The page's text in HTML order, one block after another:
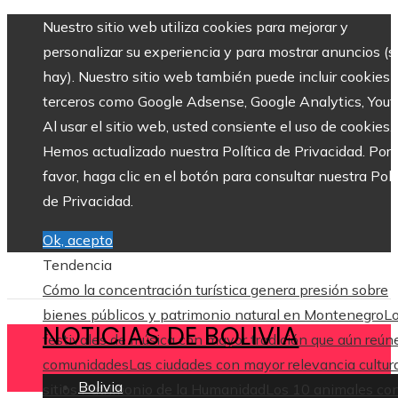
Nuestro sitio web utiliza cookies para mejorar y
personalizar su experiencia y para mostrar anuncios
hay). Nuestro sitio web también puede incluir cookies
terceros como Google Adsense, Google Analytics,
Al usar el sitio web, usted consiente el uso de cookies.
Hemos actualizado nuestra Política de Privacidad. Por
favor, haga clic en el botón para consultar nuestra
de Privacidad.
Ok, acepto
Tendencia
Cómo la concentración turística genera presión sobre
bienes públicos y patrimonio natural en Montenegro
festivales de música con mayor tradición que aún
comunidadesLas ciudades con mayor relevancia
sitios Patrimonio de la Humanidad
Los 10 animales
NOTICIAS DE BOLIVIA
Bolivia